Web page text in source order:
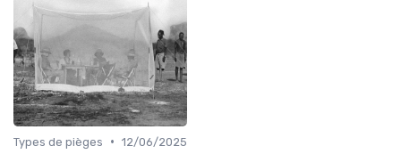
Types de pièges • 12/06/2025